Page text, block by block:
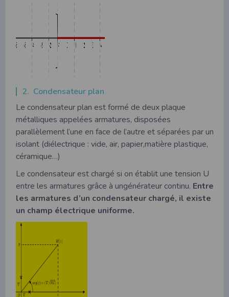
2. Condensateur plan
Le condensateur plan est formé de deux plaque
métalliques appelées armatures, disposées
parallèlement l’une en face de l’autre et séparées par un
isolant (diélectrique : vide, air, papier,matière plastique,
céramique…)
Le condensateur est chargé si on établit une tension U
entre les armatures grâce à ungénérateur continu. Entre
les armatures d’un condensateur chargé, il existe
un champ électrique uniforme.